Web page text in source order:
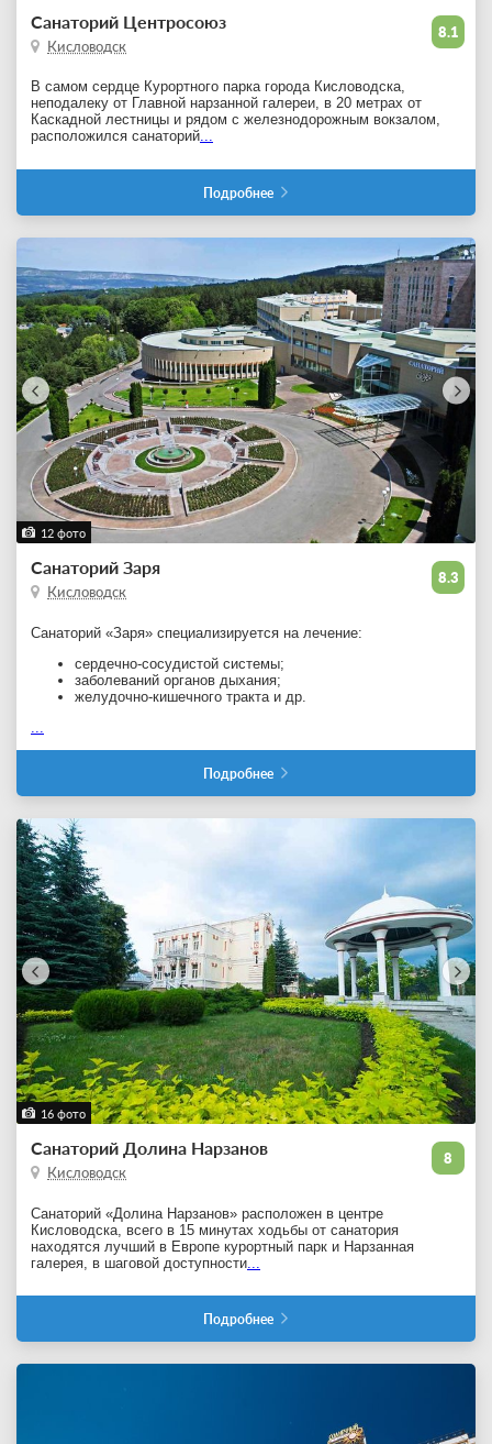
8.1
Санаторий Центросоюз
Кисловодск
В самом сердце Курортного парка города Кисловодска,
неподалеку от Главной нарзанной галереи, в 20 метрах от
Каскадной лестницы и рядом с железнодорожным вокзалом,
расположился санаторий
Подробнее
12 фото
8.3
Санаторий Заря
Кисловодск
Санаторий «Заря» специализируется на лечение:
сердечно-сосудистой системы;
заболеваний органов дыхания;
желудочно-кишечного тракта и др.
Подробнее
16 фото
8
Санаторий Долина Нарзанов
Кисловодск
Санаторий «Долина Нарзанов» расположен в центре
Кисловодска, всего в 15 минутах ходьбы от санатория
находятся лучший в Европе курортный парк и Нарзанная
галерея, в шаговой доступности
Подробнее